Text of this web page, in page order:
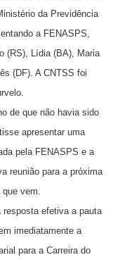
da Previdência
a FENASPS,
(RS), Lídia (BA), Maria
(DF). A CNTSS foi
de que não havia sido
apresentar uma
pela FENASPS e a
reunião para a próxima
vem.
efetiva a pauta
imediatamente a
para a Carreira do